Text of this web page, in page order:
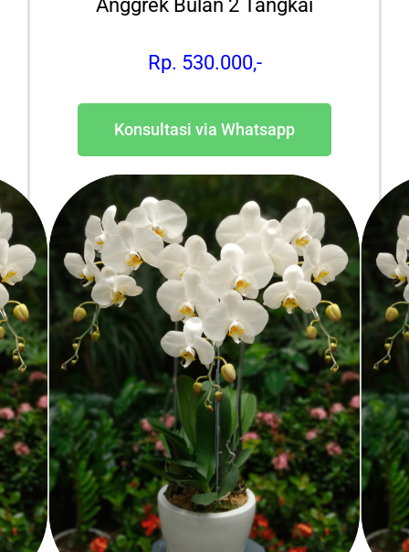
Anggrek Bulan 2 Tangkai
Rp. 530.000,-
Konsultasi via Whatsapp